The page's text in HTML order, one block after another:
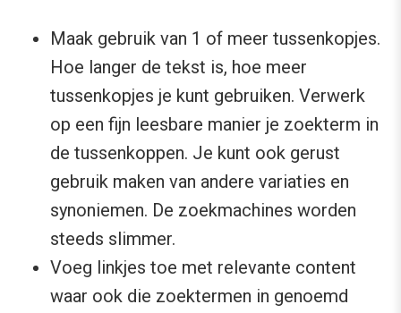
Maak gebruik van 1 of meer tussenkopjes.
Hoe langer de tekst is, hoe meer
tussenkopjes je kunt gebruiken. Verwerk
op een fijn leesbare manier je zoekterm in
de tussenkoppen. Je kunt ook gerust
gebruik maken van andere variaties en
synoniemen. De zoekmachines worden
steeds slimmer.
Voeg linkjes toe met relevante content
waar ook die zoektermen in genoemd